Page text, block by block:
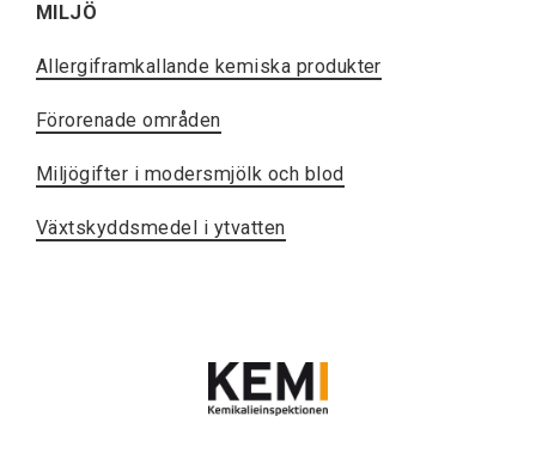
MILJÖ
Allergiframkallande kemiska produkter
Förorenade områden
Miljögifter i modersmjölk och blod
Växtskyddsmedel i ytvatten